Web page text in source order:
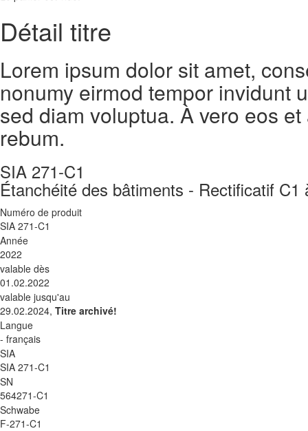
Détail titre
Lorem ipsum dolor sit amet,
nonumy eirmod tempor invidunt
sed diam voluptua. À vero eos
rebum.
SIA 271-C1
Étanchéité des bâtiments - Rectificatif
Numéro de produit
SIA 271-C1
Année
2022
valable dès
01.02.2022
valable jusqu'au
29.02.2024, Titre archivé!
Langue
- français
SIA
SIA 271-C1
SN
564271-C1
Schwabe
F-271-C1